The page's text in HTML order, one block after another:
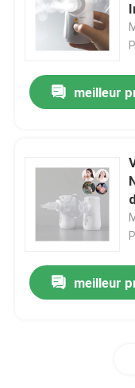
Machine de
meilleur
meilleur